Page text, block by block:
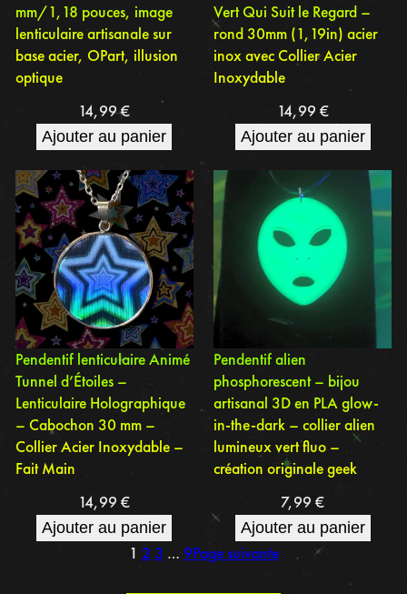
mm/1,18 pouces, image
lenticulaire artisanale sur
base acier, OPart, illusion
optique
14,99€
Ajouter au panier
Vert Qui Suit le Regard –
rond 30mm (1,19in) acier
inox avec Collier Acier
Inoxydable
14,99 €
Ajouter au panier
Pendentif lenticulaire Animé
Tunnel d’Étoiles –
Lenticulaire Holographique
– Cabochon 30 mm –
Collier Acier Inoxydable –
Fait Main
14,99€
Ajouter au panier
Pendentif alien
phosphorescent – bijou
artisanal 3D en PLA glow-
in-the-dark – collier alien
lumineux vert fluo –
création originale geek
7,99€
Ajouter au panier
1 2 3 … 9Page suivante